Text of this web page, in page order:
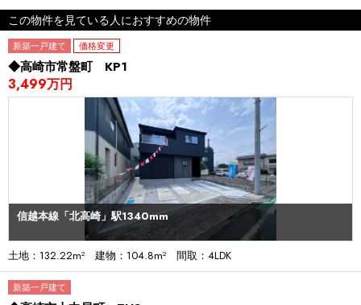
この物件を見ている人におすすめの物件
新築一戸建て 価格変更
◆高崎市常盤町 KP1
3,499万円
信越本線「北高崎」駅1340mm
土地：132.22m² 建物：104.8m² 間取：4LDK
新築一戸建て